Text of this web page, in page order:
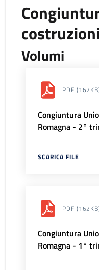
Volumi
PDF
Congiuntura
Romagna - 2°
SCARICA FILE
PDF
Congiuntura
Romagna - 1°